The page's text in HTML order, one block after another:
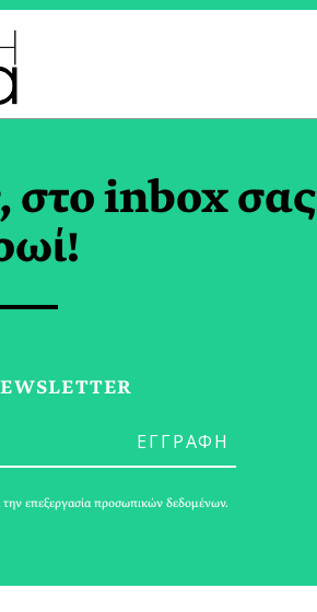
στο inbox σας
την επεξεργασία προσωπικών δεδομένων.